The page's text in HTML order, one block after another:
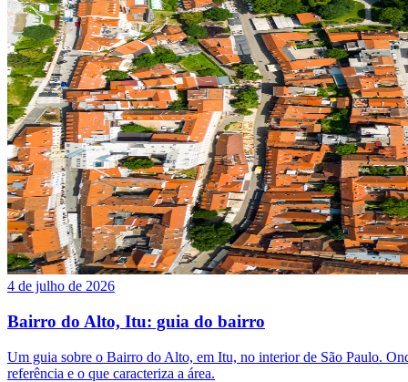
4 de julho de 2026
Bairro do Alto, Itu: guia do bairro
Um guia sobre o Bairro do Alto, em Itu, no interior de São Paulo.
referência e o que caracteriza a área.